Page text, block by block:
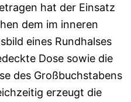
hat der Einsatz
dem im inneren
eines Rundhalses
Dose sowie die
des Großbuchstabens
erzeugt die